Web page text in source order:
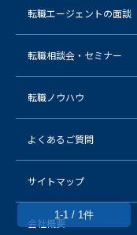
1-1 / 1件
転職エージェントの面談
転職相談会・セミナー
転職ノウハウ
よくあるご質問
サイトマップ
会社概要